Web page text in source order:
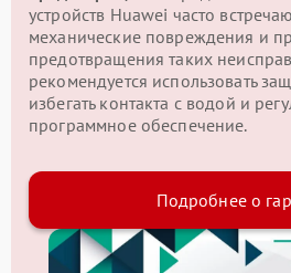
устройств Huawei часто
механические повреждения и
предотвращения таких
рекомендуется использовать
избегать контакта с водой и
программное обеспечение.
Подробнее о